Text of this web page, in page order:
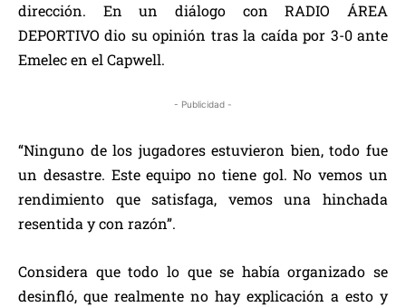
dirección. En un diálogo con RADIO ÁREA
DEPORTIVO dio su opinión tras la caída por 3-0 ante
Emelec en el Capwell.
- Publicidad -
“Ninguno de los jugadores estuvieron bien, todo fue
un desastre. Este equipo no tiene gol. No vemos un
rendimiento que satisfaga, vemos una hinchada
resentida y con razón”.
Considera que todo lo que se había organizado se
desinfló, que realmente no hay explicación a esto y